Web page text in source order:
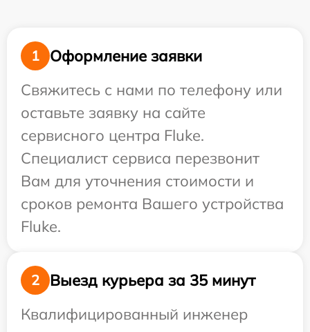
1
Оформление заявки
Свяжитесь с нами по телефону или
оставьте заявку на сайте
сервисного центра Fluke.
Специалист сервиса перезвонит
Вам для уточнения стоимости и
сроков ремонта Вашего устройства
Fluke.
2
Выезд курьера за 35 минут
Квалифицированный инженер